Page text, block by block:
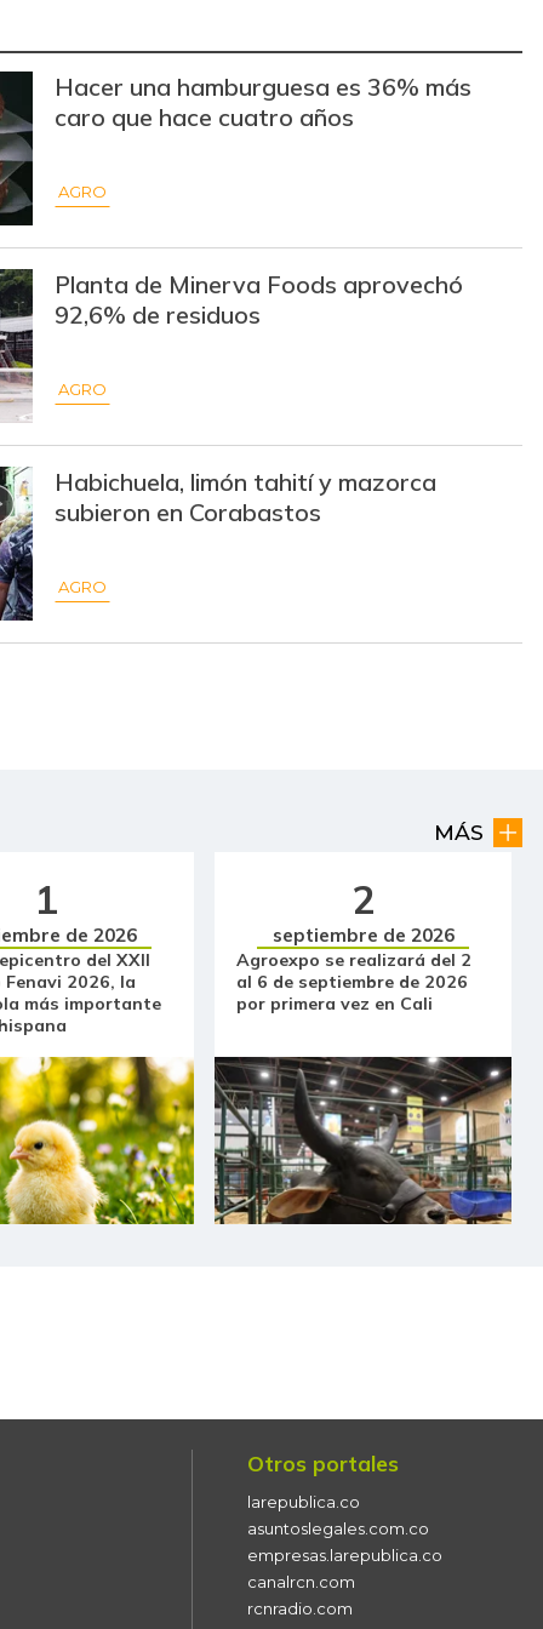
$ 35.000,00 +$ 333,00 +0,96%
$ 38.000,00
$ 101,00 -$ 10,00 -9,01%
$ 30.333,00 -$ 334,00 -1,09%
$ 11.000,00
$ 59.583,00
-
$ 10.944,00 +$ 3.277,00 +42,74%
$ 14.000,00 -
$ 7.367,00 +$ 43,00 +0,59%
$ 6.225,00 +$ 292,00 +4,92%
$ 4.000,00 -$ 47,00 -1,16%
-
+$ 220,00
-$ 67,00
+$ 625,00
Hacer una hamburguesa es 36% más
caro que hace cuatro años
AGRO
Planta de Minerva Foods aprovechó
92,6% de residuos
AGRO
Habichuela, limón tahití y mazorca
subieron en Corabastos
AGRO
MÁS
1
de 2026
del XXII
Fenavi 2026, la
más importante
2
septiembre de 2026
Agroexpo se realizará del 2
al 6 de septiembre de 2026
por primera vez en Cali
Otros portales
larepublica.co
asuntoslegales.com.co
empresas.larepublica.co
canalrcn.com
rcnradio.com